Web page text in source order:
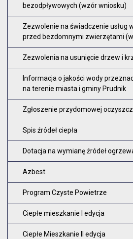
bezodpływowych (wzór wniosku)
Zezwolenie na świadczenie usług
przed bezdomnymi zwierzętami
Zezwolenia na usunięcie drzew i
Informacja o jakości wody
na terenie miasta i gminy Prudnik
Zgłoszenie przydomowej
Spis źródeł ciepła
Dotacja na wymianę źródeł
Azbest
Program Czyste Powietrze
Ciepłe mieszkanie I edycja
Ciepłe Mieszkanie II edycja